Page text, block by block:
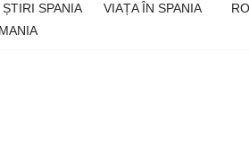
ȘTIRI SPANIA VIAȚA ÎN SPANIA